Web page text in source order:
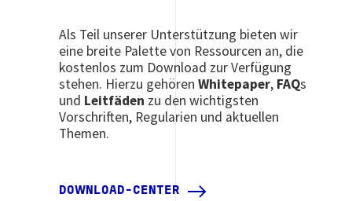
Als Teil unserer Unterstützung bieten wir
eine breite Palette von Ressourcen an, die
kostenlos zum Download zur Verfügung
stehen. Hierzu gehören Whitepaper, FAQs
und Leitfäden zu den wichtigsten
Vorschriften, Regularien und aktuellen
Themen.
DOWNLOAD-CENTER